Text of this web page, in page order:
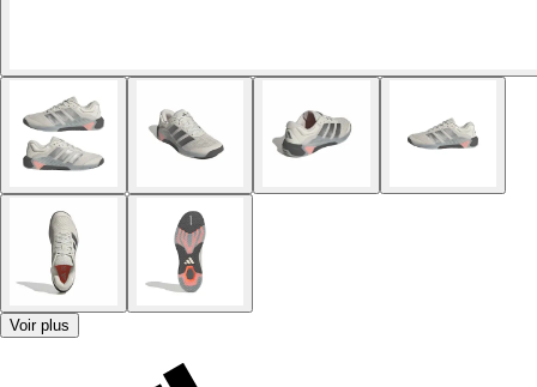
Voir plus